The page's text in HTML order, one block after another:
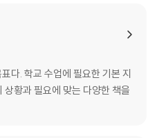
다. 학교 수업에 필요한 기본 지
황과 필요에 맞는 다양한 책을